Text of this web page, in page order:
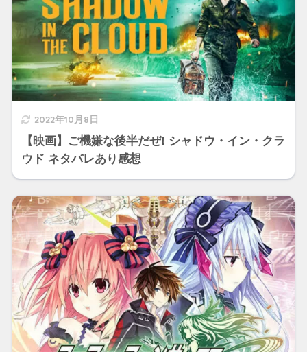
2022年10月8日
【映画】ご機嫌な後半だぜ! シャドウ・イン・クラ
ウド ネタバレあり感想